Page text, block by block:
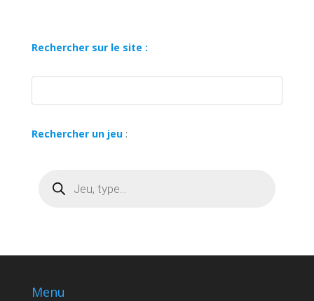
Rechercher sur le site :
Rechercher un jeu:
produits
Menu